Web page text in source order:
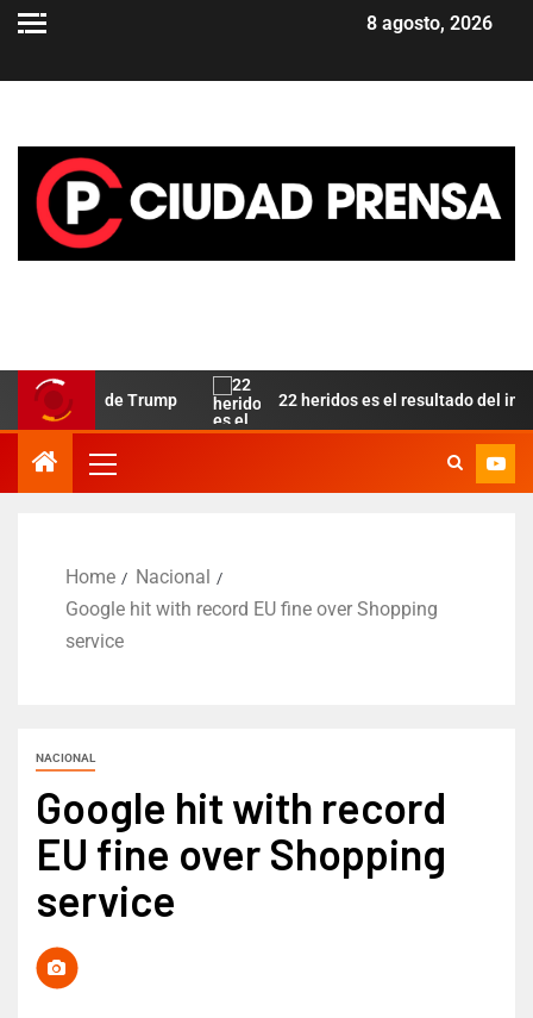
8 agosto, 2026
de Trump 22 heridos es el resultado del incendio en
Home
Nacional
Google hit with record EU fine over Shopping
service
NACIONAL
Google hit with record
EU fine over Shopping
service